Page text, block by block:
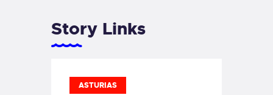
Story Links
ASTURIAS